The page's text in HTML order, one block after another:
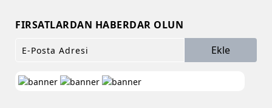
FIRSATLARDAN HABERDAR OLUN
Ekle